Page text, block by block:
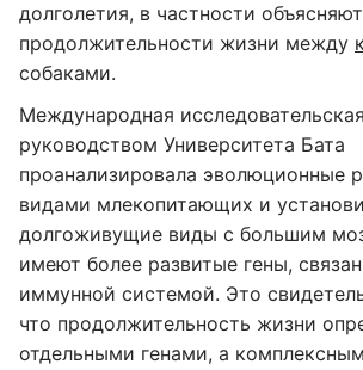
долголетия, в частности
продолжительности жизни между
собаками.
Международная
руководством Университета Бата
проанализировала эволюционные
видами млекопитающих и
долгоживущие виды с большим
имеют более развитые гены,
иммунной системой. Это
что продолжительность жизни
отдельными генами, а